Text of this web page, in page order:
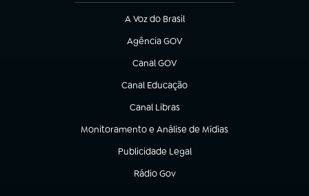
A Voz do Brasil
(abre em nova aba)
Agência GOV
(abre em nova aba)
Canal GOV
(abre em nova aba)
Canal Educação
(abre em nova aba)
Canal Libras
(abre em nova aba)
Monitoramento e Análise de Mídias
(abre em nova aba)
Publicidade Legal
(abre em nova aba)
Rádio Gov
(abre em nova aba)